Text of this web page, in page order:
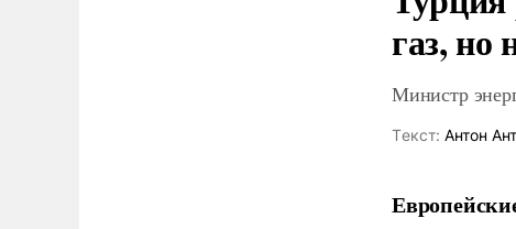
газ, но
Министр
Tекст: Антон